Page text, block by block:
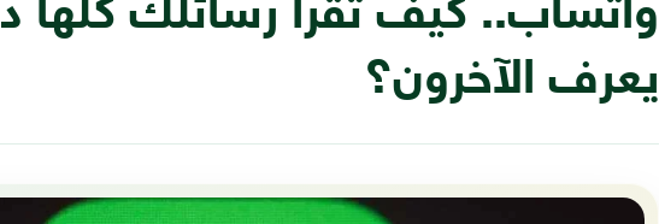
واتساب.. كيف تقرأ رسائلك كلها
يعرف الآخرون؟